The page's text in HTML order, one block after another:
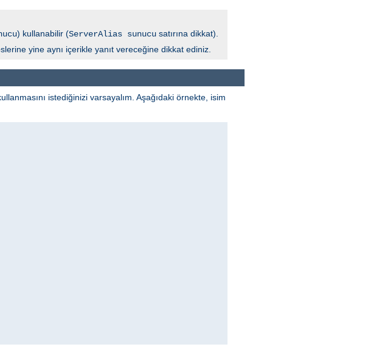
) kullanabilir (ServerAlias sunucu satırına dikkat).
yine aynı içerikle yanıt vereceğine dikkat ediniz.
istediğinizi varsayalım. Aşağıdaki örnekte, isim